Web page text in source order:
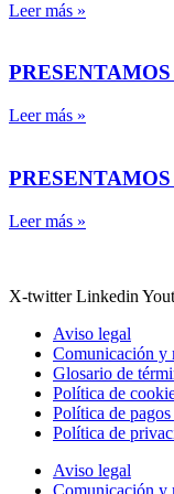
Leer más »
Leer más »
Leer más »
X-twitter Linkedin
Aviso legal
Comunicación y
Glosario de
Política de
Política de
Política de
Aviso legal
Comunicación y